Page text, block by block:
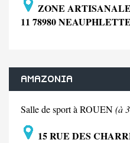
ZONE
11 78980 NEAUPHLETTE
AMAZONIA
Salle de sport à ROUEN(à
15 RUE DES